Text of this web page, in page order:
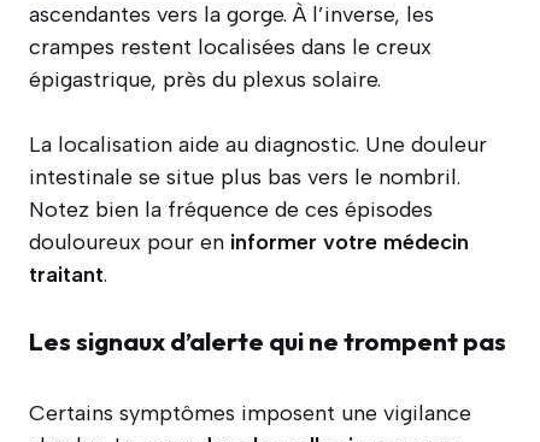
ascendantes vers la gorge. À l’inverse, les
crampes restent localisées dans le creux
épigastrique, près du plexus solaire.
La localisation aide au diagnostic. Une douleur
intestinale se situe plus bas vers le nombril.
Notez bien la fréquence de ces épisodes
douloureux pour en informer votre médecin
traitant.
Les signaux d’alerte qui ne trompent pas
Certains symptômes imposent une vigilance